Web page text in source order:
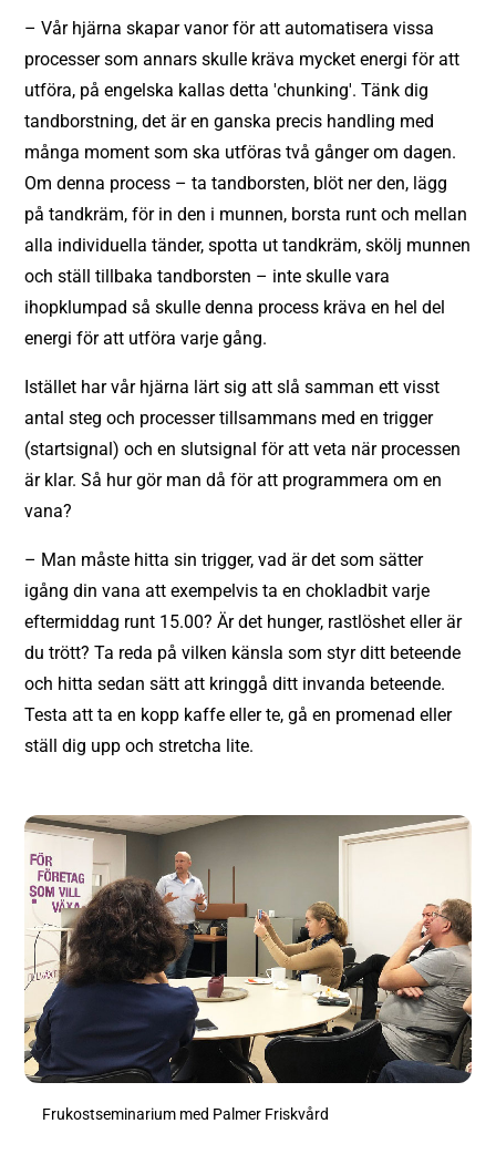
– Vår hjärna skapar vanor för att automatisera vissa
processer som annars skulle kräva mycket energi för att
utföra, på engelska kallas detta 'chunking'. Tänk dig
tandborstning, det är en ganska precis handling med
många moment som ska utföras två gånger om dagen.
Om denna process – ta tandborsten, blöt ner den, lägg
på tandkräm, för in den i munnen, borsta runt och mellan
alla individuella tänder, spotta ut tandkräm, skölj munnen
och ställ tillbaka tandborsten – inte skulle vara
ihopklumpad så skulle denna process kräva en hel del
energi för att utföra varje gång.
Istället har vår hjärna lärt sig att slå samman ett visst
antal steg och processer tillsammans med en trigger
(startsignal) och en slutsignal för att veta när processen
är klar. Så hur gör man då för att programmera om en
vana?
– Man måste hitta sin trigger, vad är det som sätter
igång din vana att exempelvis ta en chokladbit varje
eftermiddag runt 15.00? Är det hunger, rastlöshet eller är
du trött? Ta reda på vilken känsla som styr ditt beteende
och hitta sedan sätt att kringgå ditt invanda beteende.
Testa att ta en kopp kaffe eller te, gå en promenad eller
ställ dig upp och stretcha lite.
Frukostseminarium med Palmer Friskvård